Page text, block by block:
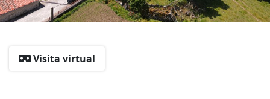
Visita virtual